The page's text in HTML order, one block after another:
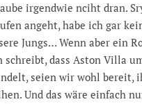
irgendwie nciht dran.
angeht, habe ich gar
Jungs… Wenn aber ein
schreibt, dass Aston Villa
seien wir wohl bereit,
Und das wäre einfach